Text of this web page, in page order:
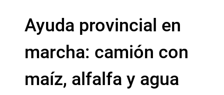
Ayuda provincial en
marcha: camión con
maíz, alfalfa y agua